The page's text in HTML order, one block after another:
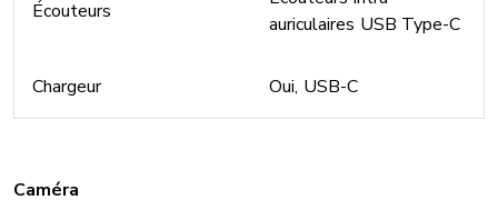
Écouteurs
auriculaires USB Type-C
Chargeur Oui, USB-C
Caméra